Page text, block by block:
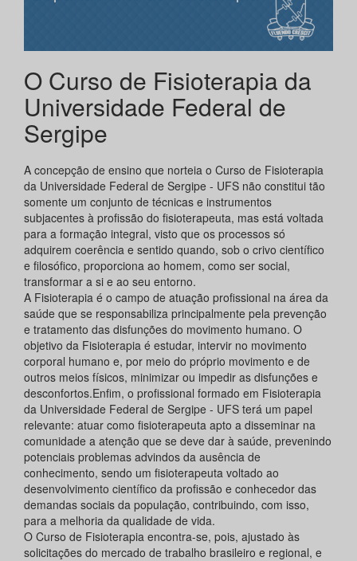
O Curso de Fisioterapia da
Universidade Federal de
Sergipe
A concepção de ensino que norteia o Curso de Fisioterapia
da Universidade Federal de Sergipe - UFS não constitui tão
somente um conjunto de técnicas e instrumentos
subjacentes à profissão do fisioterapeuta, mas está voltada
para a formação integral, visto que os processos só
adquirem coerência e sentido quando, sob o crivo científico
e filosófico, proporciona ao homem, como ser social,
transformar a si e ao seu entorno.
A Fisioterapia é o campo de atuação profissional na área da
saúde que se responsabiliza principalmente pela prevenção
e tratamento das disfunções do movimento humano. O
objetivo da Fisioterapia é estudar, intervir no movimento
corporal humano e, por meio do próprio movimento e de
outros meios físicos, minimizar ou impedir as disfunções e
desconfortos.Enfim, o profissional formado em Fisioterapia
da Universidade Federal de Sergipe - UFS terá um papel
relevante: atuar como fisioterapeuta apto a disseminar na
comunidade a atenção que se deve dar à saúde, prevenindo
potenciais problemas advindos da ausência de
conhecimento, sendo um fisioterapeuta voltado ao
desenvolvimento científico da profissão e conhecedor das
demandas sociais da população, contribuindo, com isso,
para a melhoria da qualidade de vida.
O Curso de Fisioterapia encontra-se, pois, ajustado às
solicitações do mercado de trabalho brasileiro e regional, e